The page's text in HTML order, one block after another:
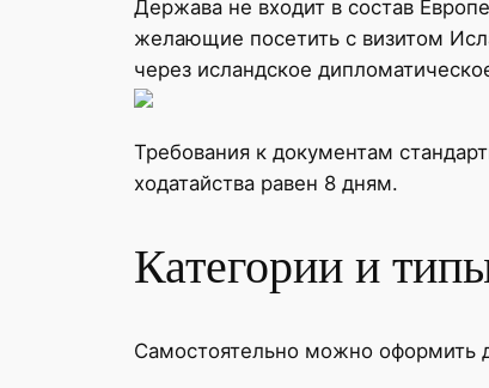
Держава не входит в состав
желающие посетить с визитом
через исландское
Требования к документам
ходатайства равен 8 дням.
Категории и
Самостоятельно можно оформить